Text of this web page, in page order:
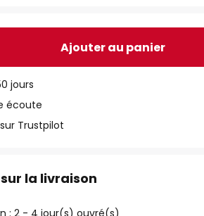
Ajouter au panier
jours
écoute
Trustpilot
la livraison
: 2 - 4 jour(s) ouvré(s)